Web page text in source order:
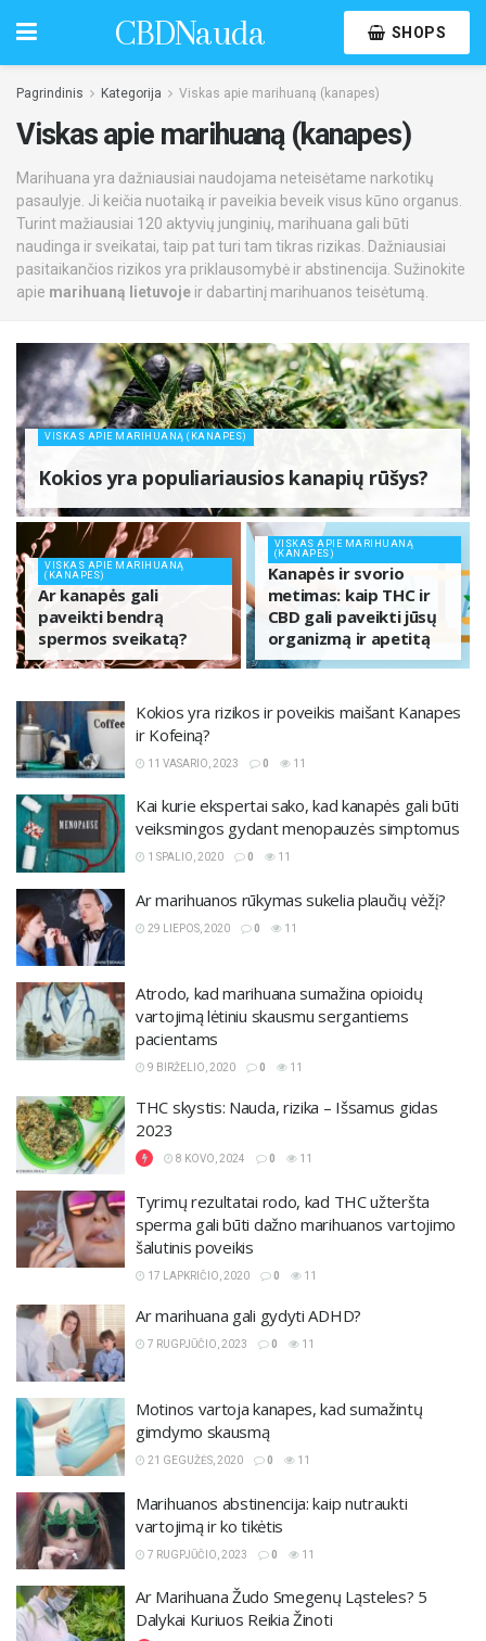
CBDNauda SHOPS
Pagrindinis Kategorija Viskas apie marihuaną (kanapes)
Viskas apie marihuaną (kanapes)
Marihuana yra dažniausiai naudojama neteisėtame narkotikų
pasaulyje. Ji keičia nuotaiką ir paveikia beveik visus kūno organus.
Turint mažiausiai 120 aktyvių junginių, marihuana gali būti
naudinga ir sveikatai, taip pat turi tam tikras rizikas. Dažniausiai
pasitaikančios rizikos yra priklausomybė ir abstinencija. Sužinokite
apie marihuaną lietuvoje ir dabartinį marihuanos teisėtumą.
VISKAS APIE MARIHUANĄ (KANAPES)
Kokios yra populiariausios kanapių rūšys?
VISKAS APIE MARIHUANĄ
(KANAPES)
Ar kanapės gali
paveikti bendrą
spermos sveikatą?
VISKAS APIE MARIHUANĄ
(KANAPES)
Kanapės ir svorio
metimas: kaip THC ir
CBD gali paveikti jūsų
organizmą ir apetitą
Kokios yra rizikos ir poveikis maišant Kanapes
ir Kofeiną?
11 VASARIO, 2023 0 11
Kai kurie ekspertai sako, kad kanapės gali būti
veiksmingos gydant menopauzės simptomus
1 SPALIO, 2020 0 11
Ar marihuanos rūkymas sukelia plaučių vėžį?
29 LIEPOS, 2020 0 11
Atrodo, kad marihuana sumažina opioidų
vartojimą lėtiniu skausmu sergantiems
pacientams
9 BIRŽELIO, 2020 0 11
THC skystis: Nauda, rizika – Išsamus gidas
2023
8 KOVO, 2024 0 11
Tyrimų rezultatai rodo, kad THC užteršta
sperma gali būti dažno marihuanos vartojimo
šalutinis poveikis
17 LAPKRIČIO, 2020 0 11
Ar marihuana gali gydyti ADHD?
7 RUGPJŪČIO, 2023 0 11
Motinos vartoja kanapes, kad sumažintų
gimdymo skausmą
21 GEGUŽĖS, 2020 0 11
Marihuanos abstinencija: kaip nutraukti
vartojimą ir ko tikėtis
7 RUGPJŪČIO, 2023 0 11
Ar Marihuana Žudo Smegenų Ląsteles? 5
Dalykai Kuriuos Reikia Žinoti